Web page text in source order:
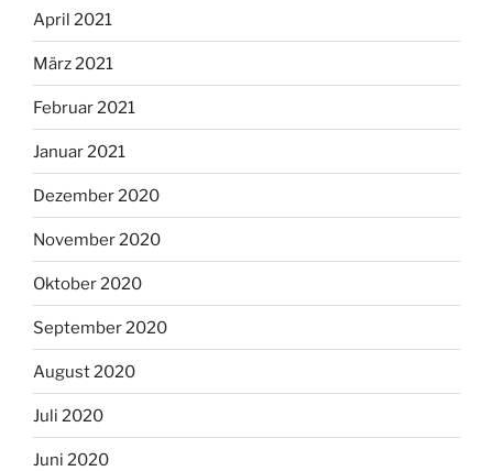
April 2021
März 2021
Februar 2021
Januar 2021
Dezember 2020
November 2020
Oktober 2020
September 2020
August 2020
Juli 2020
Juni 2020